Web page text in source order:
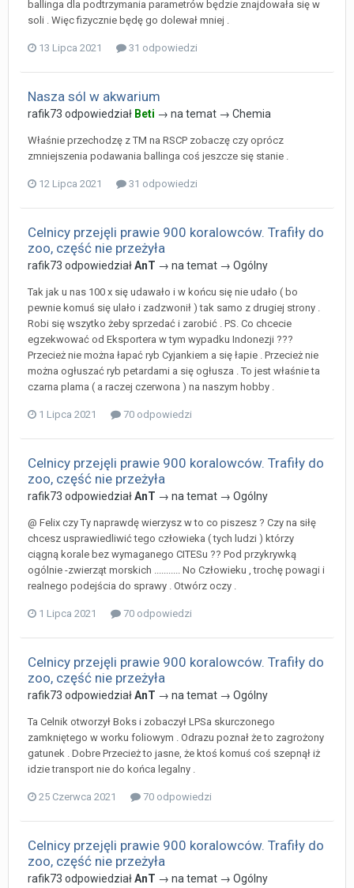
ballinga dla podtrzymania parametrów będzie znajdowała się w
soli . Więc fizycznie będę go dolewał mniej .
13 Lipca 2021 31 odpowiedzi
Nasza sól w akwarium
rafik73 odpowiedział Beti → na temat → Chemia
Właśnie przechodzę z TM na RSCP zobaczę czy oprócz
zmniejszenia podawania ballinga coś jeszcze się stanie .
12 Lipca 2021 31 odpowiedzi
Celnicy przejęli prawie 900 koralowców. Trafiły do
zoo, część nie przeżyła
rafik73 odpowiedziałAnT → na temat → Ogólny
Tak jak u nas 100 x się udawało i w końcu się nie udało ( bo
pewnie komuś się ulało i zadzwonił ) tak samo z drugiej strony .
Robi się wszytko żeby sprzedać i zarobić . PS. Co chcecie
egzekwować od Eksportera w tym wypadku Indonezji ???
Przecież nie można łapać ryb Cyjankiem a się łapie . Przecież nie
można ogłuszać ryb petardami a się ogłusza . To jest właśnie ta
czarna plama ( a raczej czerwona ) na naszym hobby .
1 Lipca 2021 70 odpowiedzi
Celnicy przejęli prawie 900 koralowców. Trafiły do
zoo, część nie przeżyła
rafik73 odpowiedziałAnT → na temat → Ogólny
@ Felix czy Ty naprawdę wierzysz w to co piszesz ? Czy na siłę
chcesz usprawiedliwić tego człowieka ( tych ludzi ) którzy
ciągną korale bez wymaganego CITESu ?? Pod przykrywką
ogólnie -zwierząt morskich ........... No Człowieku , trochę powagi i
realnego podejścia do sprawy . Otwórz oczy .
1 Lipca 2021 70 odpowiedzi
Celnicy przejęli prawie 900 koralowców. Trafiły do
zoo, część nie przeżyła
rafik73 odpowiedziałAnT → na temat → Ogólny
Ta Celnik otworzył Boks i zobaczył LPSa skurczonego
zamkniętego w worku foliowym . Odrazu poznał że to zagrożony
gatunek . Dobre Przecież to jasne, że ktoś komuś coś szepnął iż
idzie transport nie do końca legalny .
25 Czerwca 2021 70 odpowiedzi
Celnicy przejęli prawie 900 koralowców. Trafiły do
zoo, część nie przeżyła
rafik73 odpowiedziałAnT → na temat → Ogólny